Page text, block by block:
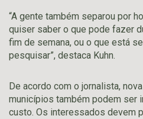
“A gente também separou por
quiser saber o que pode fazer
fim de semana, ou o que está
pesquisar”, destaca Kuhn.
De acordo com o jornalista,
municípios também podem ser
custo. Os interessados devem